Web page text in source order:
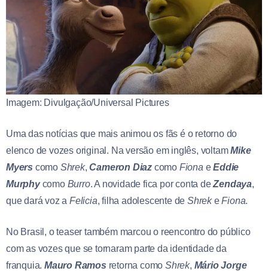
Imagem: Divulgação/Universal Pictures
Uma das notícias que mais animou os fãs é o retorno do
elenco de vozes original. Na versão em inglês, voltamMike
Myers como Shrek,Cameron Diaz como Fiona eEddie
Murphycomo Burro. A novidade fica por conta deZendaya,
que dará voz aFelicia, filha adolescente deShrekeFiona.
No Brasil, o teaser também marcou o reencontro do público
com as vozes que se tornaram parte da identidade da
franquia. Mauro Ramos retorna comoShrek, Mário Jorge